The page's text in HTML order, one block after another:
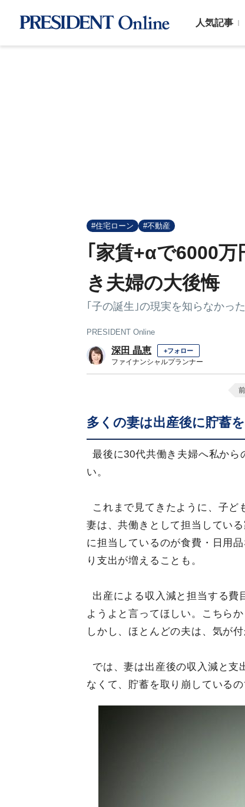
人気記事
#住宅ローン #不動産
｢家賃+αで6000
き夫婦の大後悔
｢子の誕生｣の現実を知らなかった
PRESIDENT Online
深田 晶恵 +フォロー
ファイナンシャルプランナー
多くの妻は出産後に貯蓄
最後に30代共働き夫婦へ私か
い。
これまで見てきたように、子
妻は、共働きとして担当してい
に担当しているのが食費・日用
り支出が増えることも。
出産による収入減と担当する費
ようよと言ってほしい。こちら
しかし、ほとんどの夫は、気が
では、妻は出産後の収入減と支
なくて、貯蓄を取り崩しているの